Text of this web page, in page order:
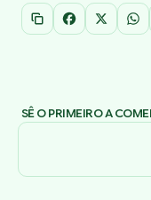
Copiar link
Facebook
X
SÊ O PRIMEIRO A